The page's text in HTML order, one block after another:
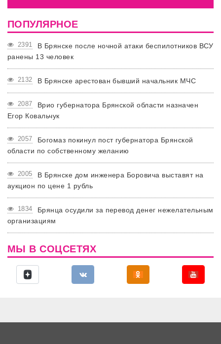
ПОПУЛЯРНОЕ
2391
В Брянске после ночной атаки беспилотников ВСУ
ранены 13 человек
2132 В Брянске арестован бывший начальник МЧС
2087
Врио губернатора Брянской области назначен
Егор Ковальчук
2057
Богомаз покинул пост губернатора Брянской
области по собственному желанию
2005
В Брянске дом инженера Боровича выставят на
аукцион по цене 1 рубль
1834
Брянца осудили за перевод денег нежелательным
организациям
МЫ В СОЦСЕТЯХ